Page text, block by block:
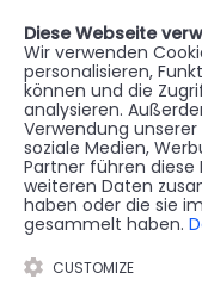
MENU
Diese Webseite
Wir verwenden
personalisieren,
können und die
analysieren.
Verwendung
soziale Medien,
Partner führen
weiteren Daten
haben oder die sie
gesammelt haben.
CUSTOMIZE